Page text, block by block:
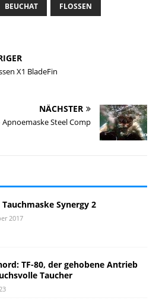
BEUCHAT FLOSSEN
X1 BladeFin
NÄCHSTER
Steel Comp
Synergy 2
2017
TF-80, der gehobene Antrieb
Taucher